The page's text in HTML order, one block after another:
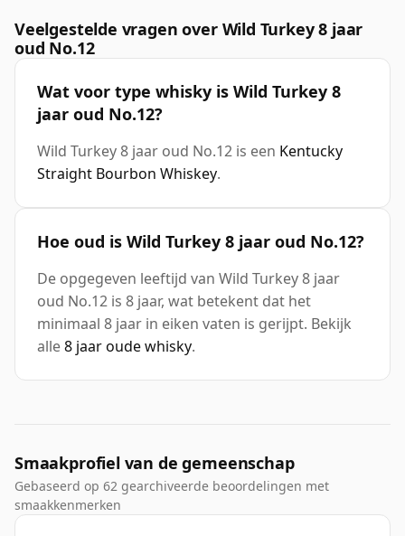
Veelgestelde vragen over Wild Turkey 8 jaar
oud No.12
Wat voor type whisky is Wild Turkey 8
jaar oud No.12?
Wild Turkey 8 jaar oud No.12 is een Kentucky
Straight Bourbon Whiskey.
Hoe oud is Wild Turkey 8 jaar oud No.12?
De opgegeven leeftijd van Wild Turkey 8 jaar
oud No.12 is 8 jaar, wat betekent dat het
minimaal 8 jaar in eiken vaten is gerijpt. Bekijk
alle8 jaar oude whisky.
Smaakprofiel van de gemeenschap
Gebaseerd op 62 gearchiveerde beoordelingen met
smaakkenmerken